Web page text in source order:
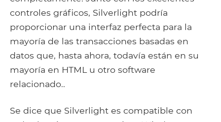
controles gráficos, Silverlight podría
proporcionar una interfaz perfecta para la
mayoría de las transacciones basadas en
datos que, hasta ahora, todavía están en su
mayoría en HTML u otro software
relacionado..
Se dice que Silverlight es compatible con